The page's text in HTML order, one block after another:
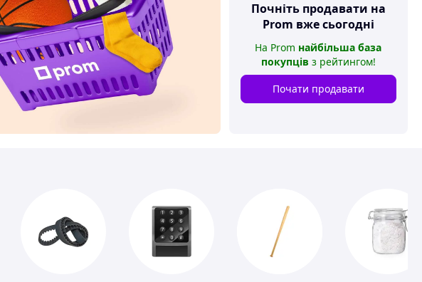
Почніть продавати на
Prom вже сьогодні
На Prom найбільша база
покупців з рейтингом!
Почати продавати